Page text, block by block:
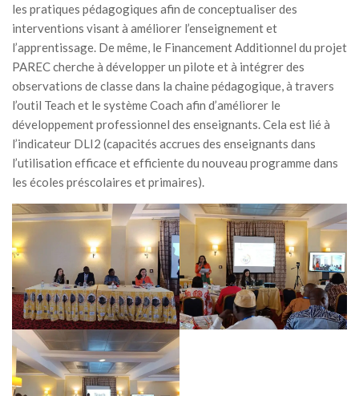
les pratiques pédagogiques afin de conceptualiser des
interventions visant à améliorer l’enseignement et
l’apprentissage. De même, le Financement Additionnel du projet
PAREC cherche à développer un pilote et à intégrer des
observations de classe dans la chaine pédagogique, à travers
l’outil Teach et le système Coach afin d’améliorer le
développement professionnel des enseignants. Cela est lié à
l’indicateur DLI2 (capacités accrues des enseignants dans
l’utilisation efficace et efficiente du nouveau programme dans
les écoles préscolaires et primaires).